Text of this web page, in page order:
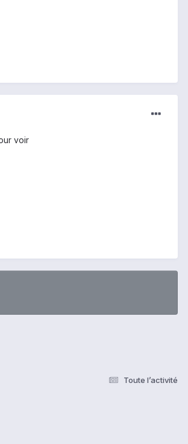
voir
Toute l’activité